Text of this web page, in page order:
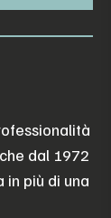
dal 1972
più di una